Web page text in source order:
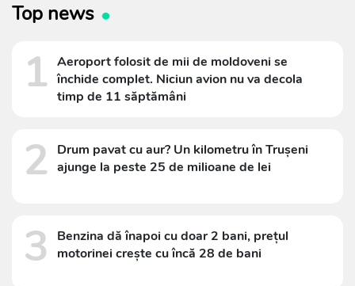
Top news
1 Aeroport folosit de mii de moldoveni se
închide complet. Niciun avion nu va decola
timp de 11 săptămâni
2
Drum pavat cu aur? Un kilometru în Trușeni
ajunge la peste 25 de milioane de lei
3
Benzina dă înapoi cu doar 2 bani, prețul
motorinei crește cu încă 28 de bani